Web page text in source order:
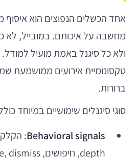
אחד הכשלים הנפוצים הוא איסוף
ולא כל סיגנל באמת מועיל
טקסונומיית אירועים ממושמעת
ברורות.
סוגי סיגנלים שימושיים במיוחד
Behavioral signals
depth, חיפושים, add-to-cart, save, dismiss.